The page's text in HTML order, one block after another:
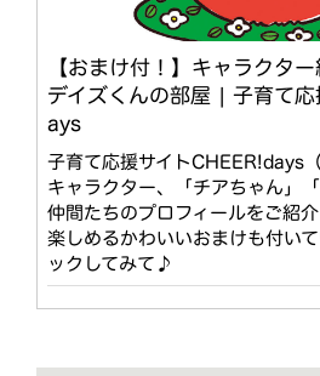
【おまけ付！】キャラクタ
デイズくんの部屋 | 子育て
ays
子育て応援サイトCHEER!days
キャラクター、「チアちゃん」
仲間たちのプロフィールをご紹
楽しめるかわいいおまけも付い
ックしてみて♪